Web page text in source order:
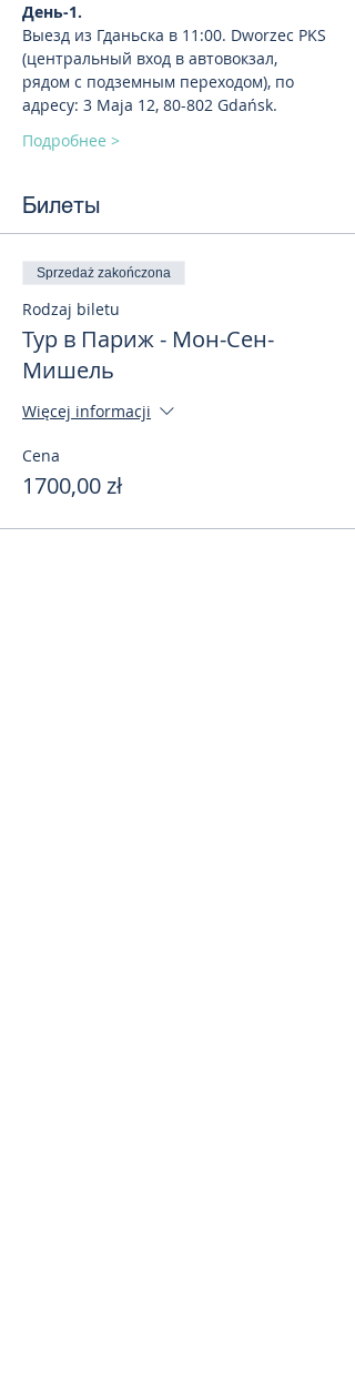
День-1.
Выезд из Гданьска в 11:00. Dworzec PKS
(центральный вход в автовокзал,
рядом с подземным переходом), по
адресу: 3 Maja 12, 80-802 Gdańsk.
Подробнее >
Билеты
Sprzedaż zakończona
Rodzaj biletu
Тур в Париж - Мон-Сен-
Мишель
Więcej informacji
Cena
1700,00 zł